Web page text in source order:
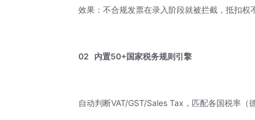
效果：不合规发票在录入阶段就被拦截，抵扣权
02 内置50+国家税务规则引擎
自动判断VAT/GST/Sales Tax，匹配各国税率（